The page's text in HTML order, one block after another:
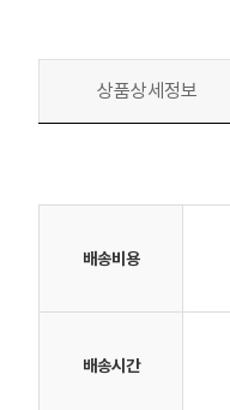
상품상세정보
배송비용
배송시간